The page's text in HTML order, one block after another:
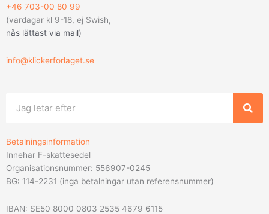
+46 703-00 80 99
(vardagar kl 9-18, ej Swish,
nås lättast via mail)
info@klickerforlaget.se
Betalningsinformation
Innehar F-skattesedel
Organisationsnummer: 556907-0245
BG: 114-2231 (inga betalningar utan referensnummer)
IBAN: SE50 8000 0803 2535 4679 6115